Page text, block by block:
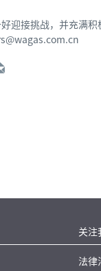
迎接挑战，并充满
关注
法律